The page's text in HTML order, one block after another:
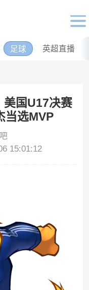
足球 英超直播
美国U17决赛
当选MVP
15:01:12